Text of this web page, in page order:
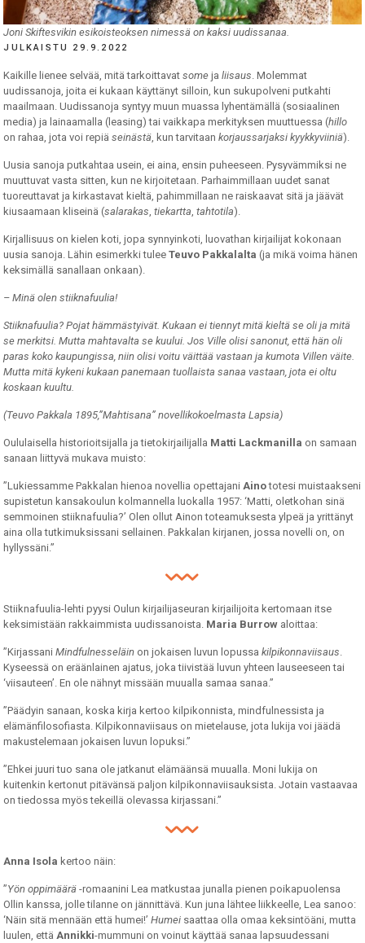
Joni Skiftesvikin esikoisteoksen nimessä on kaksi uudissanaa.
JULKAISTU 29.9.2022
Kaikille lienee selvää, mitä tarkoittavatsome jaliisaus. Molemmat
uudissanoja, joita ei kukaan käyttänyt silloin, kun sukupolveni putkahti
maailmaan. Uudissanoja syntyy muun muassa lyhentämällä (sosiaalinen
media) ja lainaamalla (leasing) tai vaikkapa merkityksen muuttuessa (hillo
on rahaa, jota voi repiäseinästä, kun tarvitaankorjaussarjaksi kyykkyviiniä).
Uusia sanoja putkahtaa usein, ei aina, ensin puheeseen. Pysyvämmiksi ne
muuttuvat vasta sitten, kun ne kirjoitetaan. Parhaimmillaan uudet sanat
tuoreuttavat ja kirkastavat kieltä, pahimmillaan ne raiskaavat sitä ja jäävät
kiusaamaan kliseinä (salarakas,tiekartta,tahtotila).
Kirjallisuus on kielen koti, jopa synnyinkoti, luovathan kirjailijat kokonaan
uusia sanoja. Lähin esimerkki tuleeTeuvo Pakkalalta (ja mikä voima hänen
keksimällä sanallaan onkaan).
– Minä olen stiiknafuulia!
Stiiknafuulia? Pojat hämmästyivät. Kukaan ei tiennyt mitä kieltä se oli ja mitä
se merkitsi. Mutta mahtavalta se kuului. Jos Ville olisi sanonut, että hän oli
paras koko kaupungissa, niin olisi voitu väittää vastaan ja kumota Villen väite.
Mutta mitä kykeni kukaan panemaan tuollaista sanaa vastaan, jota ei oltu
koskaan kuultu.
(Teuvo Pakkala 1895,”Mahtisana” novellikokoelmasta Lapsia)
Oululaisella historioitsijalla ja tietokirjailijalla Matti Lackmanilla on samaan
sanaan liittyvä mukava muisto:
”Lukiessamme Pakkalan hienoa novellia opettajaniAinototesi muistaakseni
supistetun kansakoulun kolmannella luokalla 1957: ‘Matti, oletkohan sinä
semmoinen stiiknafuulia?’ Olen ollut Ainon toteamuksesta ylpeä ja yrittänyt
aina olla tutkimuksissani sellainen. Pakkalan kirjanen, jossa novelli on, on
hyllyssäni.”
Stiiknafuulia-lehti pyysi Oulun kirjailijaseuran kirjailijoita kertomaan itse
keksimistään rakkaimmista uudissanoista. Maria Burrow aloittaa:
”KirjassaniMindfulnesseläin on jokaisen luvun lopussakilpikonnaviisaus.
Kyseessä on eräänlainen ajatus, joka tiivistää luvun yhteen lauseeseen tai
‘viisauteen’. En ole nähnyt missään muualla samaa sanaa.”
”Päädyin sanaan, koska kirja kertoo kilpikonnista, mindfulnessista ja
elämänfilosofiasta. Kilpikonnaviisaus on mietelause, jota lukija voi jäädä
makustelemaan jokaisen luvun lopuksi.”
”Ehkei juuri tuo sana ole jatkanut elämäänsä muualla. Moni lukija on
kuitenkin kertonut pitävänsä paljon kilpikonnaviisauksista. Jotain vastaavaa
on tiedossa myös tekeillä olevassa kirjassani.”
Anna Isola kertoo näin:
”Yön oppimäärä -romaanini Lea matkustaa junalla pienen poikapuolensa
Ollin kanssa, jolle tilanne on jännittävä. Kun juna lähtee liikkeelle, Lea sanoo:
‘Näin sitä mennään että humei!’Humei saattaa olla omaa keksintöäni, mutta
luulen, ettäAnnikki-mummuni on voinut käyttää sanaa lapsuudessani